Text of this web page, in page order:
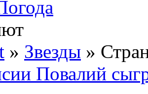
» Звезды »
Повалий